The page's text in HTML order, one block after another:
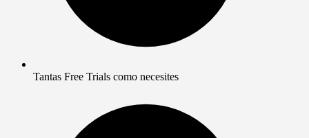
Tantas Free Trials como necesites